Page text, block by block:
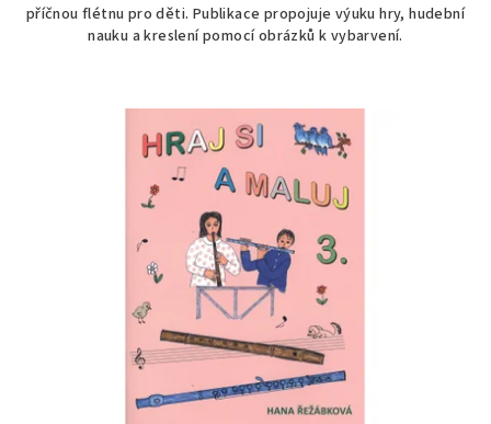
příčnou flétnu pro děti. Publikace propojuje výuku hry, hudební
nauku a kreslení pomocí obrázků k vybarvení.